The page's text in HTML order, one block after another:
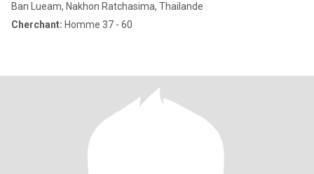
Ban Lueam, Nakhon Ratchasima, Thailande
Cherchant: Homme 37 - 60